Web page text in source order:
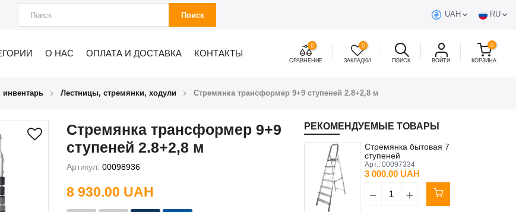
Поиск UAH RU
О НАС ОПЛАТА И ДОСТАВКА КОНТАКТЫ
0
СРАВНЕНИЕ
0
ЗАКЛАДКИ ПОИСК ВОЙТИ
0
КОРЗИНА
Лестницы, стремянки, ходули Стремянка трансформер 9+9 ступеней 2.8+2,8 м
Стремянка трансформер 9+9
ступеней 2.8+2,8 м
Артикул: 00098936
8 930.00 UAH
РЕКОМЕНДУЕМЫЕ ТОВАРЫ
Стремянка бытовая 7
ступеней
Арт.: 00097334
3 000.00 UAH